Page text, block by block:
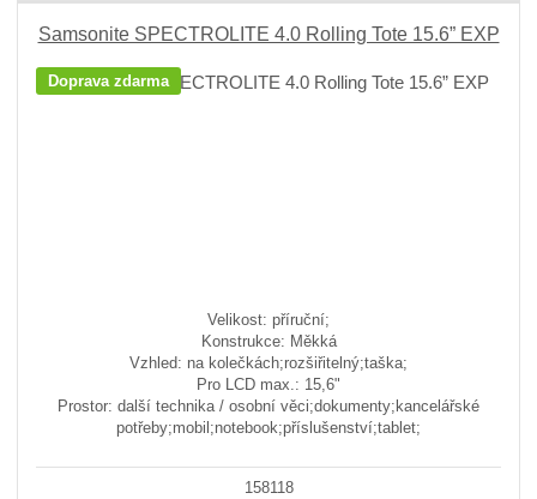
Samsonite SPECTROLITE 4.0 Rolling Tote 15.6” EXP
Doprava zdarma
Velikost: příruční;
Konstrukce: Měkká
Vzhled: na kolečkách;rozšiřitelný;taška;
Pro LCD max.: 15,6"
Prostor: další technika / osobní věci;dokumenty;kancelářské
potřeby;mobil;notebook;příslušenství;tablet;
158118